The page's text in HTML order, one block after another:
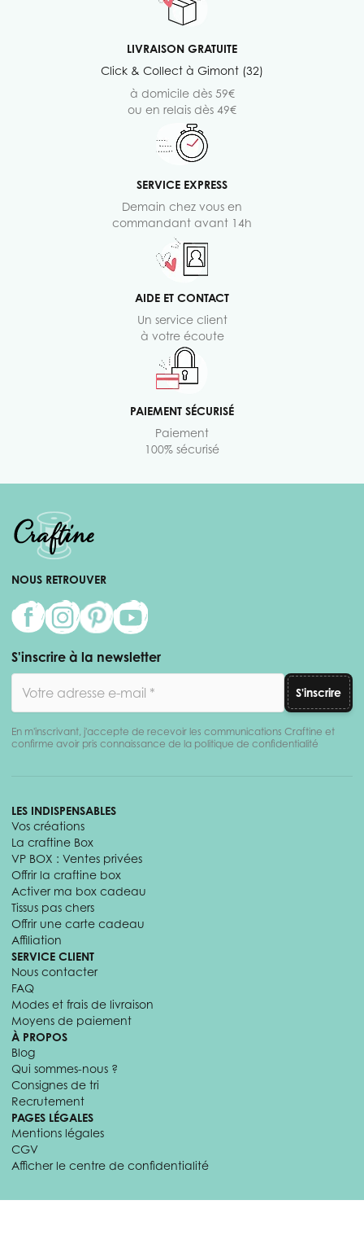
LIVRAISON GRATUITE
Click & Collect à Gimont (32)
à domicile dès 59€
ou en relais dès 49€
SERVICE EXPRESS
Demain chez vous en
commandant avant 14h
AIDE ET CONTACT
Un service client
à votre écoute
PAIEMENT SÉCURISÉ
Paiement
100% sécurisé
NOUS RETROUVER
S'inscrire à la newsletter
S'inscrire
En m'inscrivant, j'accepte de recevoir les communications Craftine et
confirme avoir pris connaissance de la politique de confidentialité
LES INDISPENSABLES
Vos créations
La craftine Box
VP BOX : Ventes privées
Offrir la craftine box
Activer ma box cadeau
Tissus pas chers
Offrir une carte cadeau
Affiliation
SERVICE CLIENT
Nous contacter
FAQ
Modes et frais de livraison
Moyens de paiement
À PROPOS
Blog
Qui sommes-nous ?
Consignes de tri
Recrutement
PAGES LÉGALES
Mentions légales
CGV
Afficher le centre de confidentialité